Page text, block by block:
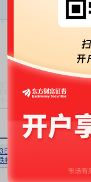
日
幅